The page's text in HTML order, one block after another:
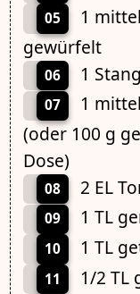
05
1
gewürfelt
06 1
07
1
(oder 100 g
Dose)
08 2 EL
09 1 TL
10 1 TL
11 1/2 TL